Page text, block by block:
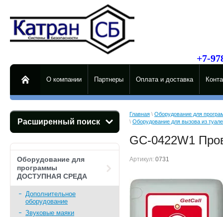
+7-
О компании Партнеры Оплата и доставка
Расширенный поиск
Оборудование для
программы
ДОСТУПНАЯ СРЕДА
Дополнительное
оборудование
Звуковые маяки
Главная \ Оборудование для
\ Оборудование для вызова из
GC-0422W1
Артикул: 0731